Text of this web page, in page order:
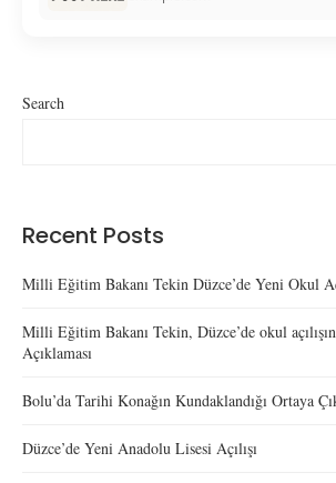
Search
Recent Posts
Milli Eğitim Bakanı Tekin Düzce’de Yeni Okul
Milli Eğitim Bakanı Tekin, Düzce’de okul
Açıklaması
Bolu’da Tarihi Konağın Kundaklandığı Ortaya
Düzce’de Yeni Anadolu Lisesi Açılışı